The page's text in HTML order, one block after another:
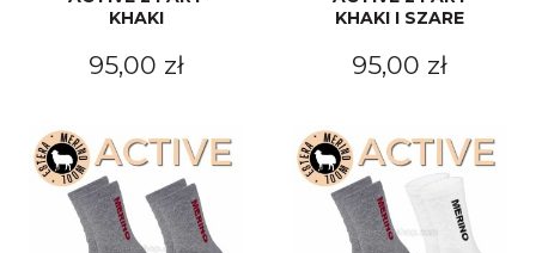
KHAKI
95,00 zł
KHAKI I SZARE
95,00 zł